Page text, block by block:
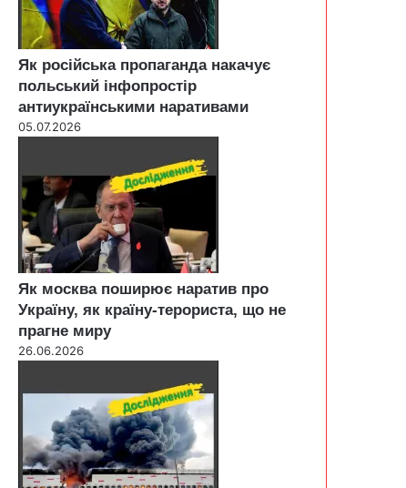
Як російська пропаганда накачує
польський інфопростір
антиукраїнськими наративами
05.07.2026
Як москва поширює наратив про
Україну, як країну-терориста, що не
прагне миру
26.06.2026